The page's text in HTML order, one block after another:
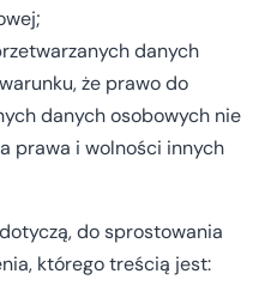
danych
że prawo do
danych osobowych nie
prawa i wolności innych
do sprostowania
którego treścią jest: